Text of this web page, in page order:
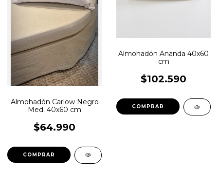
Almohadón Carlow Negro
Med: 40x60 cm
$64.990
Almohadón Ananda 40x60
cm
$102.590